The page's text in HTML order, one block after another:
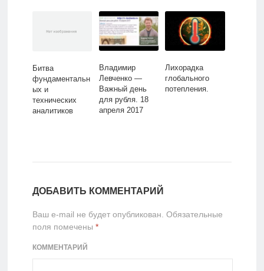
Битва
фундаментальн
ых и
технических
аналитиков
Владимир
Левченко —
Важный день
для рубля. 18
апреля 2017
Лихорадка
глобального
потепления.
ДОБАВИТЬ КОММЕНТАРИЙ
Ваш e-mail не будет опубликован. Обязательные
поля помечены *
КОММЕНТАРИЙ